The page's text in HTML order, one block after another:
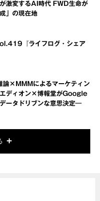
激変するAI時代 FWD生命が
」の現在地
『ライフログ・シェア
論×MMMによるマーケティン
ディオン×博報堂がGoogle
ータドリブンな意思決定―